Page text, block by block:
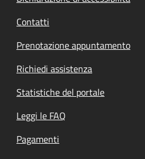
Contatti
Prenotazione appuntamento
Richiedi assistenza
Statistiche del portale
Leggi le FAQ
Pagamenti